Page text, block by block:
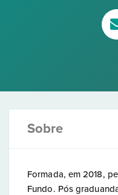
Sobre
Formada, em 2018,
Fundo. Pós